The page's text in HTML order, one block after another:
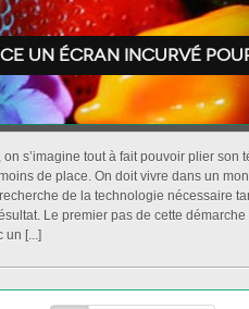
un écran incurvé
s’imagine tout à fait pouvoir plier
de place. On doit vivre dans un
de la technologie nécessaire
Le premier pas de cette
un [...]